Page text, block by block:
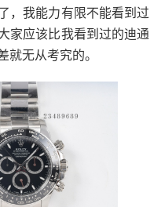
，我能力有限不能看到过
家应该比我看到过的迪通
无从考究的。